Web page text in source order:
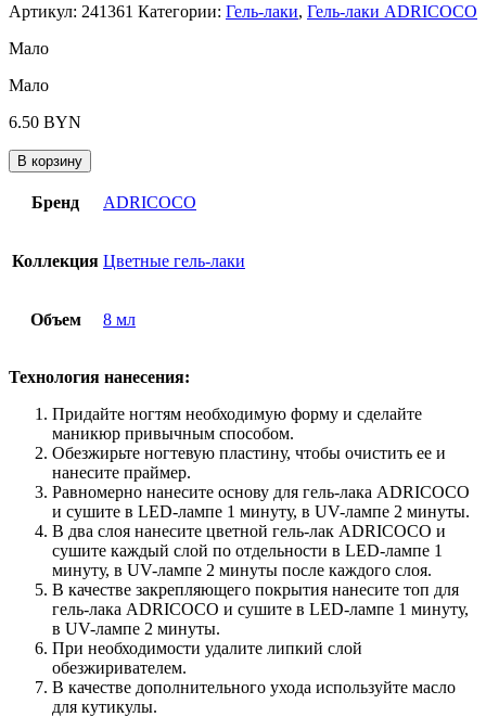
Артикул: 241361 Категории: Гель-лаки, Гель-лаки ADRICOCO
Мало
Мало
6.50 BYN
В корзину
Бренд ADRICOCO
Коллекция Цветные гель-лаки
Объем 8 мл
Технология нанесения:
Придайте ногтям необходимую форму и сделайте
маникюр привычным способом.
Обезжирьте ногтевую пластину, чтобы очистить ее и
нанесите праймер.
Равномерно нанесите основу для гель-лака ADRICOCO
и сушите в LED-лампе 1 минуту, в UV-лампе 2 минуты.
В два слоя нанесите цветной гель-лак ADRICOCO и
сушите каждый слой по отдельности в LED-лампе 1
минуту, в UV-лампе 2 минуты после каждого слоя.
В качестве закрепляющего покрытия нанесите топ для
гель-лака ADRICOCO и сушите в LED-лампе 1 минуту,
в UV-лампе 2 минуты.
При необходимости удалите липкий слой
обезжиривателем.
В качестве дополнительного ухода используйте масло
для кутикулы.